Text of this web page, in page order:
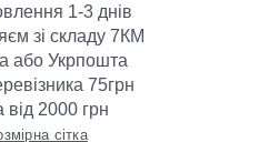
1-3 днів
зі складу 7КМ
або Укрпошта
75грн
2000 грн
сітка